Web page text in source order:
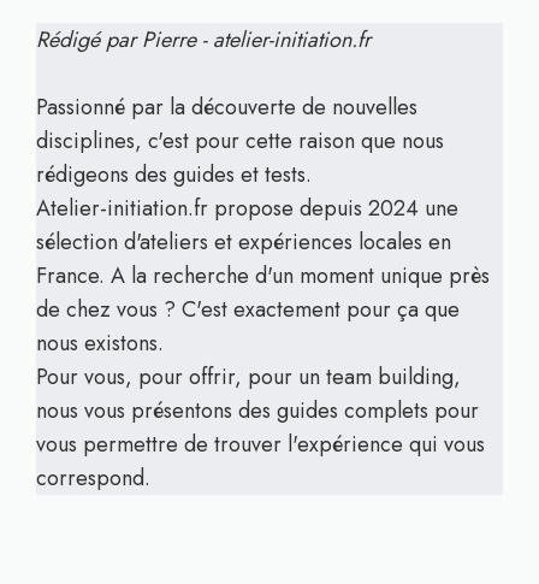
Rédigé par Pierre - atelier-initiation.fr
Passionné par la découverte de nouvelles
disciplines, c'est pour cette raison que nous
rédigeons des guides et tests.
Atelier-initiation.fr propose depuis 2024 une
sélection d'ateliers et expériences locales en
France. A la recherche d'un moment unique près
de chez vous ? C'est exactement pour ça que
nous existons.
Pour vous, pour offrir, pour un team building,
nous vous présentons des guides complets pour
vous permettre de trouver l'expérience qui vous
correspond.